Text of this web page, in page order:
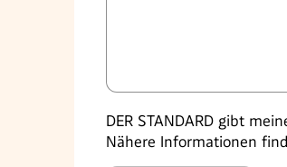
DER STANDARD gibt
Nähere Informationen